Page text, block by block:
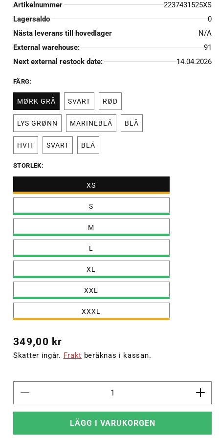
Artikelnummer
2237431525XS
Lagersaldo
0
Nästa leverans till hovedlager
N/A
External warehouse:
91
Next external restock date:
14.04.2026
FÄRG:
MØRK GRÅ SVART RØD
LYS GRØNN MARINEBLÅ BLÅ
HVIT SVART BLÅ
STORLEK:
XS
S
M
L
XL
XXL
XXXL
Ordinarie
pris
349,00 kr
Skatter ingår. Frakt beräknas i kassan.
kvantitet
Öka
LÄGG I VARUKORGEN